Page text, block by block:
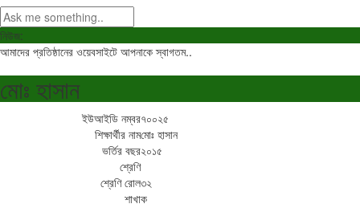
নিউজ:
আমাদের প্রতিষ্ঠানের ওয়েবসাইটে আপনাকে স্বাগতম..
মোঃ হাসান
ইউআইডি নম্বর৭০০২৫
শিক্ষার্থীর নামমোঃ হাসান
ভর্তির বছর২০১৫
শ্রেণি
শ্রেণি রোল৩২
শাখাক